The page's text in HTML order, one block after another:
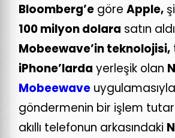
Bloomberg’e göre Apple,
100 milyon dolara satın
Mobeewave’in teknolojisi,
iPhone’larda yerleşik olan
Mobeewave
göndermenin bir işlem
akıllı telefonun arkasındaki